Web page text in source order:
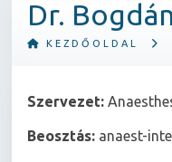
Dr.
KEZDŐOLDAL
Szervezet:
Beosztás: anaest-